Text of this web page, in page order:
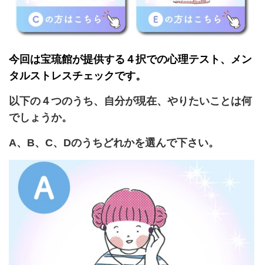
今回は宝琉館が提供する４択での心理テスト、メン
タルストレスチェックです。
以下の４つのうち、自分が現在、やりたいことは何
でしょうか。
A、B、C、Dのうちどれかを選んで下さい。